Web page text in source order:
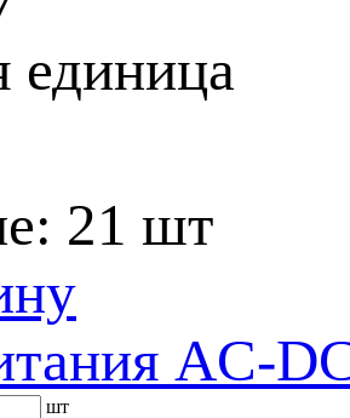
единица
21 шт
AC-
шт